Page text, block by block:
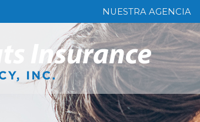
NUESTRA AGENCIA